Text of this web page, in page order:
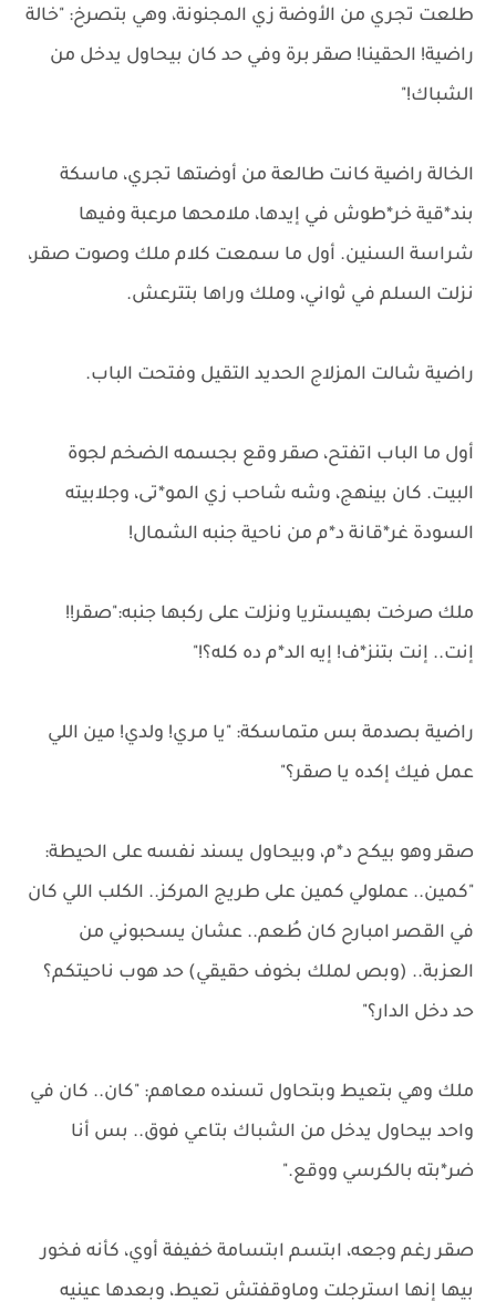
طلعت تجري من الأوضة زي المجنونة، وهي بتصرخ: "خالة
راضية! الحقينا! صقر برة وفي حد كان بيحاول يدخل من
الشباك!"
الخالة راضية كانت طالعة من أوضتها تجري، ماسكة
بند*قية خر*طوش في إيدها، ملامحها مرعبة وفيها
شراسة السنين. أول ما سمعت كلام ملك وصوت صقر،
نزلت السلم في ثواني، وملك وراها بتترعش.
راضية شالت المزلاج الحديد التقيل وفتحت الباب.
أول ما الباب اتفتح، صقر وقع بجسمه الضخم لجوة
البيت. كان بينهج، وشه شاحب زي المو*تى، وجلابيته
السودة غر*قانة د*م من ناحية جنبه الشمال!
ملك صرخت بهيستريا ونزلت على ركبها جنبه:"صقر!!
إنت.. إنت بتنز*ف! إيه الد*م ده كله؟!"
راضية بصدمة بس متماسكة: "يا مري! ولدي! مين اللي
عمل فيك إكده يا صقر؟"
صقر وهو بيكح د*م، وبيحاول يسند نفسه على الحيطة:
"كمين.. عملولي كمين على طريج المركز.. الكلب اللي كان
في القصر امبارح كان طُعم.. عشان يسحبوني من
العزبة.. (وبص لملك بخوف حقيقي) حد هوب ناحيتكم؟
حد دخل الدار؟"
ملك وهي بتعيط وبتحاول تسنده معاهم: "كان.. كان في
واحد بيحاول يدخل من الشباك بتاعي فوق.. بس أنا
ضر*بته بالكرسي ووقع."
صقر رغم وجعه، ابتسم ابتسامة خفيفة أوي، كأنه فخور
بيها إنها استرجلت وماوقفتش تعيط، وبعدها عينيه